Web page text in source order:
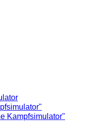
Kampfsimulator"